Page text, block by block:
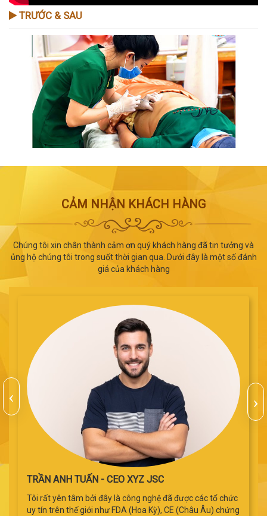
TRƯỚC & SAU
CẢM NHẬN KHÁCH HÀNG
Chúng tôi xin chân thành cảm ơn quý khách hàng đã tin tưởng và
ủng hộ chúng tôi trong suốt thời gian qua. Dưới đây là một số đánh
giá của khách hàng
TRẦN ANH TUẤN - CEO XYZ JSC
Tôi rất yên tâm bởi đây là công nghệ đã được các tổ chức
uy tín trên thế giới như FDA (Hoa Kỳ), CE (Châu Âu) chứng